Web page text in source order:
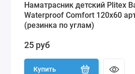
Наматрасник детский Plitex
Waterproof Comfort 120х60
(резинка по углам)
25 руб
Купить